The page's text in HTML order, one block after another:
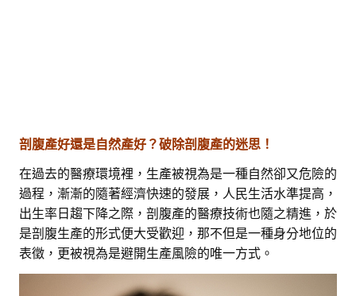
剖腹產好還是自然產好？破除剖腹產的迷思！
在過去的醫療環境裡，生產被視為是一種自然卻又危險的
過程，漸漸的隨著經濟快速的發展，人民生活水準提高，
出生率日趨下降之際，剖腹產的醫療技術也隨之精進，於
是剖腹生產的形式便大受歡迎，那不但是一種身分地位的
表徵，更被視為是避開生產風險的唯一方式。